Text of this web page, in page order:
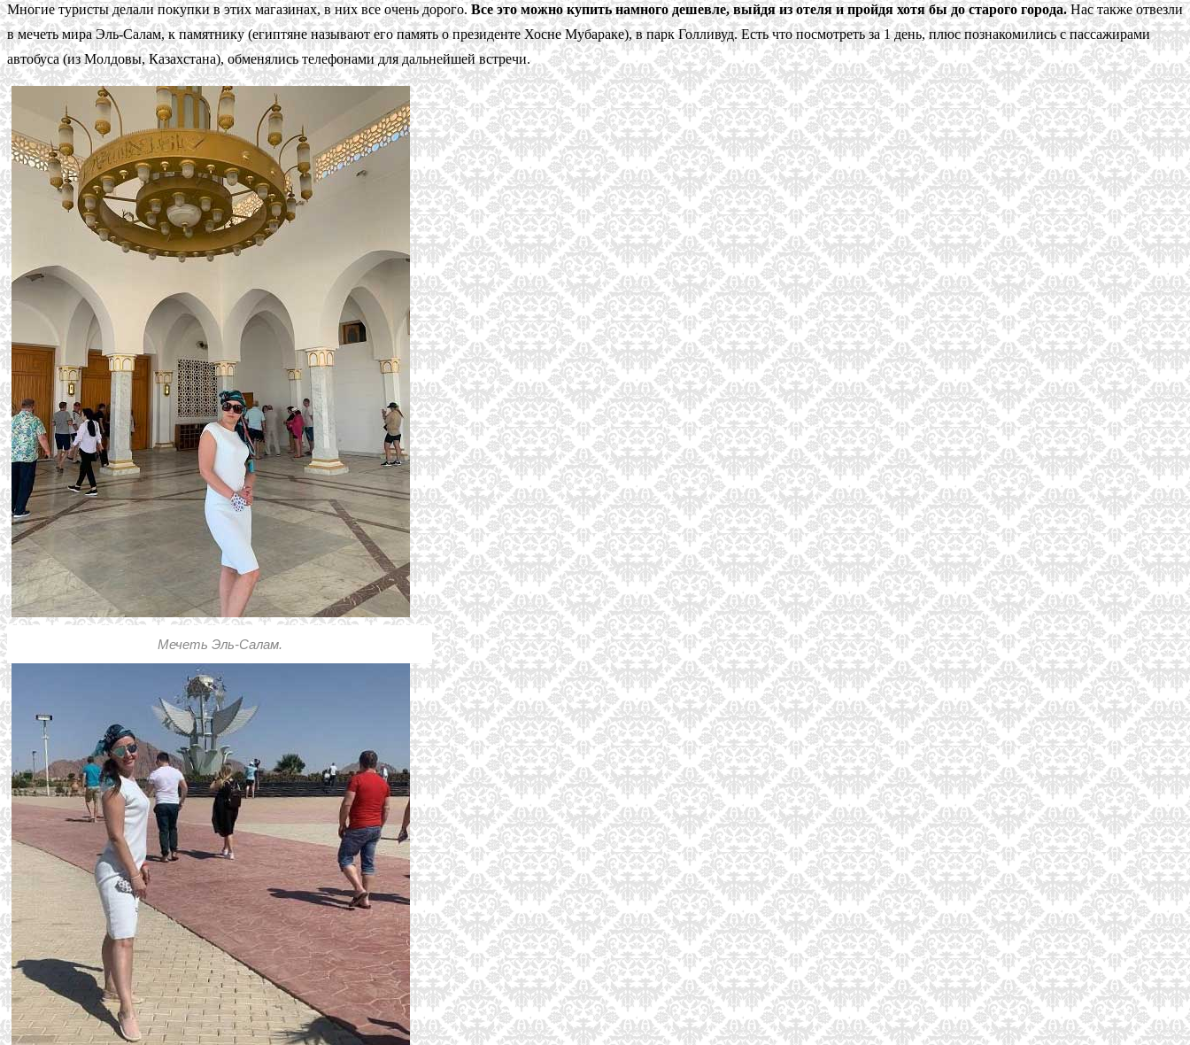
Многие туристы делали покупки в этих магазинах, в них все очень дорого. Все это можно купить намного дешевле, выйдя из отеля и пройдя хотя бы до старого города.Нас также отвезли
в мечеть мира Эль-Салам, к памятнику (египтяне называют его память о президенте Хосне Мубараке), в парк Голливуд. Есть что посмотреть за 1 день, плюс познакомились с пассажирами
автобуса (из Молдовы, Казахстана), обменялись телефонами для дальнейшей встречи.
Мечеть Эль-Салам.